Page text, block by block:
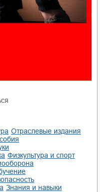
отраслевые издания
физкультура и спорт
знания и навыки